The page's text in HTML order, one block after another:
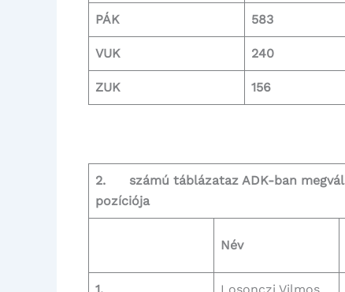
PÁK 583
VUK 240
ZUK 156
2. számú táblázataz ADK-ban
pozíciója
Név